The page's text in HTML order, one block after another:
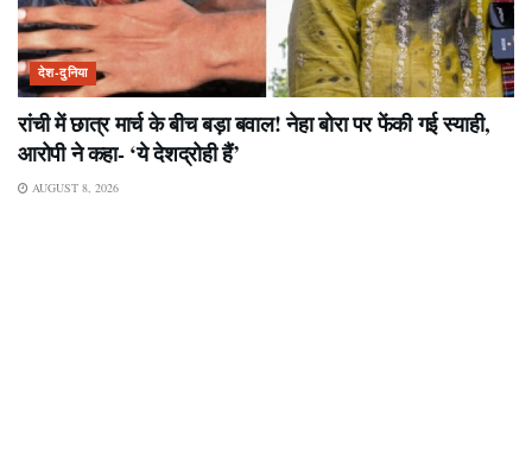
देश-दुनिया
रांची में छात्र मार्च के बीच बड़ा बवाल! नेहा बोरा पर फेंकी गई स्याही,
आरोपी ने कहा- ‘ये देशद्रोही हैं’
AUGUST 8, 2026